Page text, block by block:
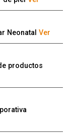
NeonatalVer
productos